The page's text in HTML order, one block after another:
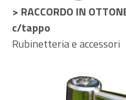
> RACCORDO IN
c/tappo
Rubinetteria e accessori